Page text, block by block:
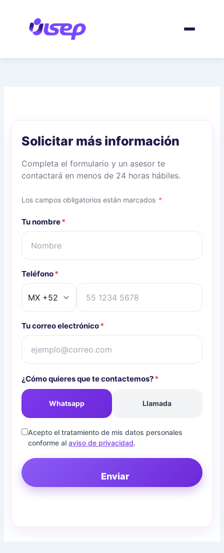
contenido
Solicitar más información
Completa el formulario y un asesor te
contactará en menos de 24 horas hábiles.
Los campos obligatorios están marcados *
Tu nombre*
Teléfono*
Tu correo electrónico*
¿Cómo quieres que te contactemos?*
Whatsapp Llamada
Acepto el tratamiento de mis datos personales
conforme alaviso de privacidad.
Enviar